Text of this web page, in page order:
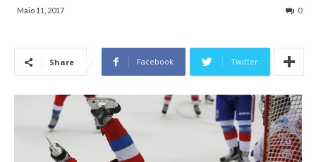
Maio 11, 2017 0
Share Facebook Twitter